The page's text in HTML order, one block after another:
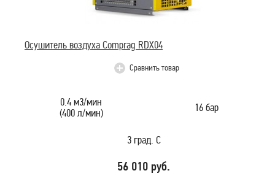
Осушитель воздуха Comprag RDX04
Сравнить товар
0.4 м3/мин
(400 л/мин)
16 бар
3 град. С
56 010 руб.